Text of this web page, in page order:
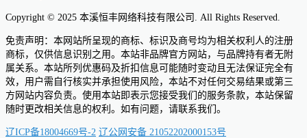
Copyright © 2025 本溪恒丰网络科技有限公司. All Rights Reserved.
免责声明：本网站所呈现的商标、标识及商号均为相关权利人的注册
商标，仅供信息识别之用。本站非品牌官方网站，与品牌持有者无附
属关系。本站所列优惠码及折扣信息可能随时变动且无法保证完全有
效，用户需自行核实并承担使用风险，本站不对任何交易结果或第三
方网站内容负责。使用本站即表示您接受我们的服务条款，本站保留
随时更改相关信息的权利。如有问题，请联系我们。
辽ICP备18004669号-2 辽公网安备 21052202000153号